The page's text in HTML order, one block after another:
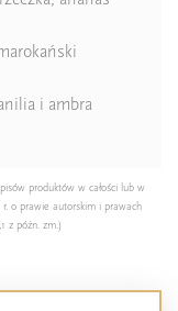
i ambra
produktów w całości lub w
o prawie autorskim i prawach
z późn. zm.)